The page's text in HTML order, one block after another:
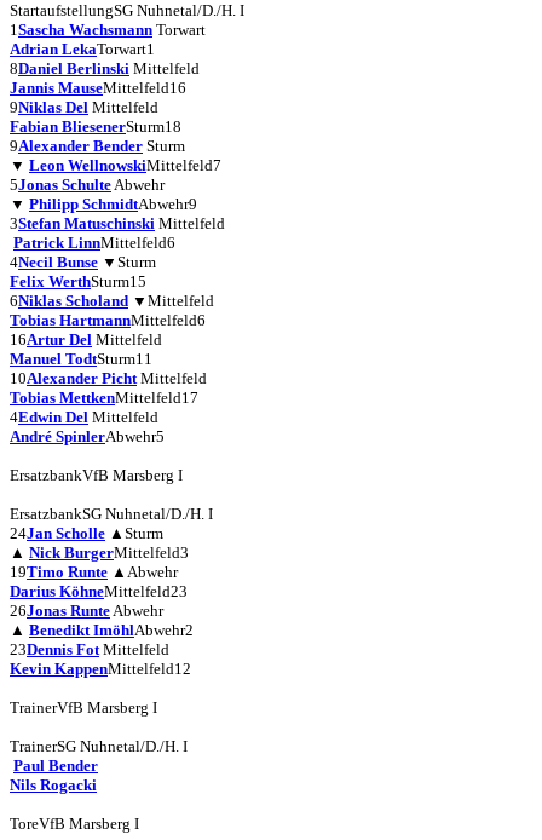
StartaufstellungSG Nuhnetal/D./H. I
1Sascha Wachsmann Torwart
Adrian LekaTorwart1
8Daniel Berlinski Mittelfeld
Jannis MauseMittelfeld16
9Niklas Del Mittelfeld
Fabian BliesenerSturm18
9Alexander Bender Sturm
▼ Leon WellnowskiMittelfeld7
5Jonas SchulteAbwehr
▼ Philipp SchmidtAbwehr9
3Stefan Matuschinski Mittelfeld
Patrick LinnMittelfeld6
4Necil Bunse ▼ Sturm
Felix WerthSturm15
6Niklas Scholand ▼ Mittelfeld
Tobias HartmannMittelfeld6
16Artur Del Mittelfeld
Manuel TodtSturm11
10Alexander Picht Mittelfeld
Tobias MettkenMittelfeld17
4Edwin Del Mittelfeld
André SpinlerAbwehr5
ErsatzbankVfB Marsberg I
ErsatzbankSG Nuhnetal/D./H. I
24Jan Scholle ▲ Sturm
▲ Nick BurgerMittelfeld3
19Timo Runte ▲ Abwehr
Darius KöhneMittelfeld23
26Jonas RunteAbwehr
▲ Benedikt ImöhlAbwehr2
23Dennis Fot Mittelfeld
Kevin KappenMittelfeld12
TrainerVfB Marsberg I
TrainerSG Nuhnetal/D./H. I
Paul Bender
Nils Rogacki
ToreVfB Marsberg I